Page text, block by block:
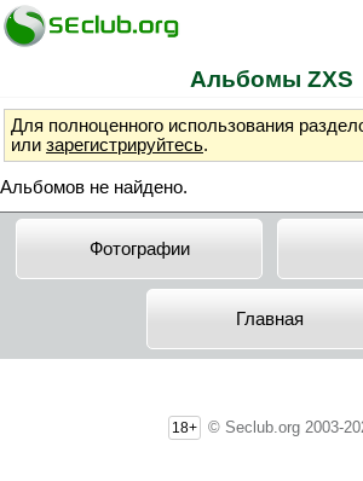
Альбомы ZXS
Для полноценного использования
или зарегистрируйтесь.
Альбомов не найдено.
Фотографии
Главная
18+ © Seclub.org 2003-